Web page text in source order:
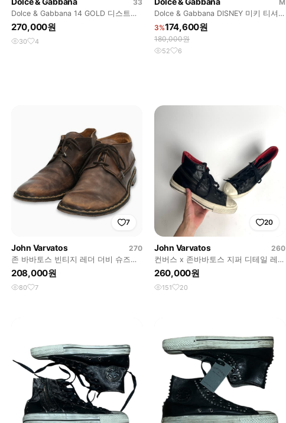
33
Dolce & Gabbana 14 GOLD 디스트로
이드 레더 패치 데님
270,000원
30 4
M
Dolce & Gabbana DISNEY 미키 티셔
츠
3%174,600원
180,000원
52 6
7
John Varvatos
270
존 바바토스 빈티지 레더 더비 슈즈
9(270)사이즈 BT27036
208,000원
80 7
20
John Varvatos
260
컨버스 x 존바바토스 지퍼 디테일 레더
하이탑
260,000원
151 20